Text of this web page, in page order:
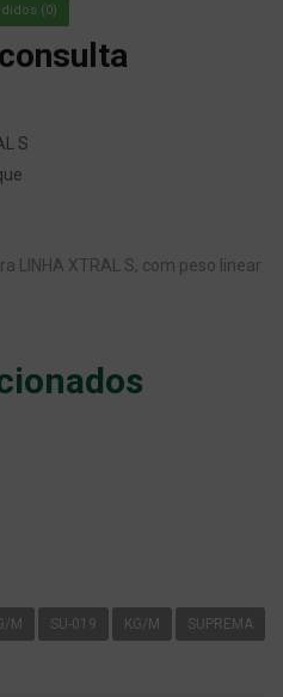
(0)
S
LINHA XTRAL S, com peso linear
M SU-019 KG/M SUPREMA